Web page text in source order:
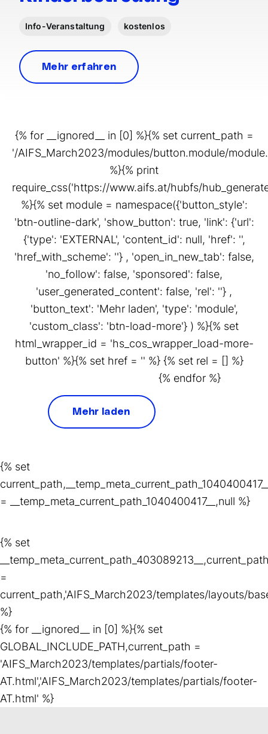
Info-Veranstaltung kostenlos
Mehr erfahren
{% for __ignored__ in [0] %}{% set current_path =
'/AIFS_March2023/modules/button.module/
%}{% print
require_css('https://www.aifs.at/hubfs/
%}{% set module = namespace({'button_style':
'btn-outline-dark', 'show_button': true, 'link': {'url':
{'type': 'EXTERNAL', 'content_id': null, 'href': '',
'href_with_scheme': ''} , 'open_in_new_tab': false,
'no_follow': false, 'sponsored': false,
'user_generated_content': false, 'rel': ''} ,
'button_text': 'Mehr laden', 'type': 'module',
'custom_class': 'btn-load-more'} ) %}{% set
html_wrapper_id = 'hs_cos_wrapper_load-more-
button' %}{% set href = '' %} {% set rel = [] %}
Mehr laden
{% endfor %}
{% set
= __temp_meta_current_path_1040400417__,null %}
{% set
=
current_path,'AIFS_March2023/templates/layouts/
%}
{% for __ignored__ in [0] %}{% set
GLOBAL_INCLUDE_PATH,current_path =
'AIFS_March2023/templates/partials/footer-
AT.html','AIFS_March2023/templates/partials/footer-
AT.html' %}